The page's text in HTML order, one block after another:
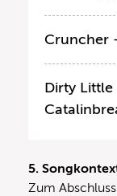
Cruncher
Dirty Little
5.
Zum